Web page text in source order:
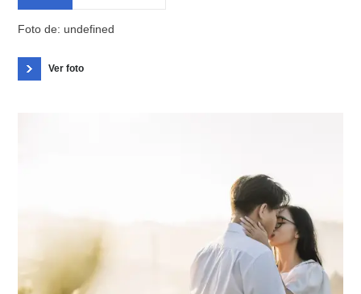
Foto de: undefined
Ver foto